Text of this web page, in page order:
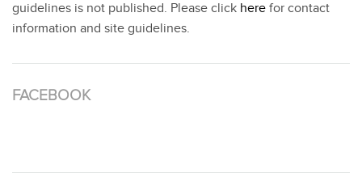
guidelines is not published. Please click here for contact
information and site guidelines.
FACEBOOK